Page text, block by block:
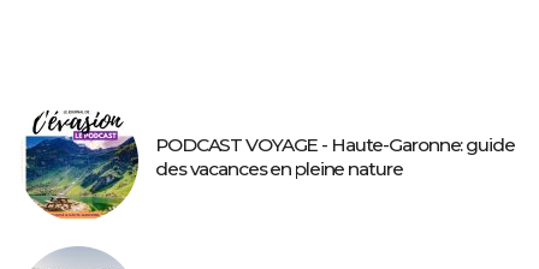
PODCAST VOYAGE - Haute-Garonne: guide
des vacances en pleine nature